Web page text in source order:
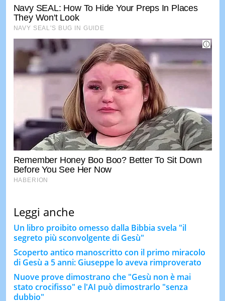
Leggi anche
Un libro proibito omesso dalla Bibbia svela "il
segreto più sconvolgente di Gesù"
Scoperto antico manoscritto con il primo miracolo
di Gesù a 5 anni: Giuseppe lo aveva rimproverato
Nuove prove dimostrano che "Gesù non è mai
stato crocifisso" e l'AI può dimostrarlo "senza
dubbio"